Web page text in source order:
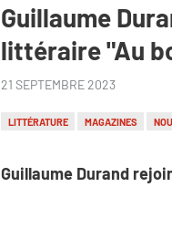
Guillaume
littéraire "Au
21 SEPTEMBRE 2023
LITTÉRATURE MAGAZINES
Guillaume Durand